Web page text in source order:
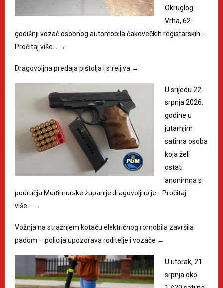
Okruglog
Vrha, 62-
godišnji vozač osobnog automobila čakovečkih registarskih…
Pročitaj više… →
Dragovoljna predaja pištolja i streljiva →
U srijedu 22.
srpnja 2026.
godine u
jutarnjim
satima osoba
koja želi
ostati
anonimna s
područja Međimurske županije dragovoljno je… Pročitaj
više… →
Vožnja na stražnjem kotaču električnog romobila završila
padom – policija upozorava roditelje i vozače →
U utorak, 21.
srpnja oko